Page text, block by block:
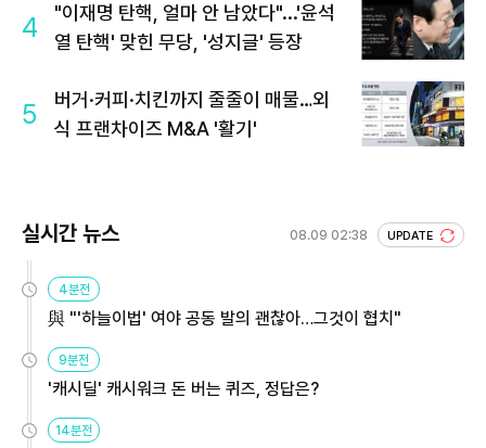
4
"이재명 탄핵, 얼마 안 남았다"...'윤석
열 탄핵' 맞힌 무당, '성지글' 등장
5
버거·커피·치킨까지 줄줄이 매물…외
식 프랜차이즈 M&A '활기'
실시간 뉴스 08.09 02:38 UPDATE
4분전
與 "'하늘이법' 여야 공동 발의 괜찮아…그것이 협치"
9분전
'캐시딜' 캐시워크 돈 버는 퀴즈, 정답은?
14분전